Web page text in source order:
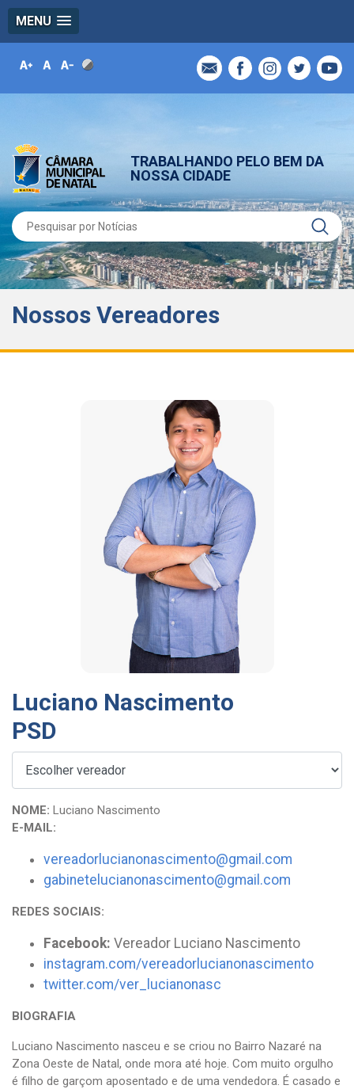
MENU
TRABALHANDO PELO BEM DA
NOSSA CIDADE
Nossos Vereadores
Luciano Nascimento
PSD
NOME: Luciano Nascimento
E-MAIL:
vereadorlucianonascimento@gmail.com
gabinetelucianonascimento@gmail.com
REDES SOCIAIS:
Facebook: Vereador Luciano Nascimento
instagram.com/vereadorlucianonascimento
twitter.com/ver_lucianonasc
BIOGRAFIA
Luciano Nascimento nasceu e se criou no Bairro Nazaré na
Zona Oeste de Natal, onde mora até hoje. Com muito orgulho
é filho de garçom aposentado e de uma vendedora. É casado e